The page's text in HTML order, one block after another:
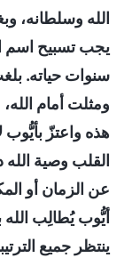
الله وسلطانه،
يجب تسبيح اسم
سنوات حياته.
ومثلت أمام
هذه واعتزّ بأيُّوب
القلب وصية
عن الزمان أو
أيُّوب يُطالِب
ينتظر جميع